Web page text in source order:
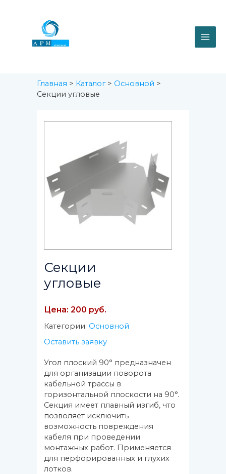
содержимому
Главная > Каталог> Основной >
Секции угловые
Секции
угловые
Цена: 200 руб.
Категории: Основной
Оставить заявку
Угол плоский 90° предназначен
для организации поворота
кабельной трассы в
горизонтальной плоскости на 90°.
Секция имеет плавный изгиб, что
позволяет исключить
возможность повреждения
кабеля при проведении
монтажных работ. Применяется
для перфорированных и глухих
лотков.